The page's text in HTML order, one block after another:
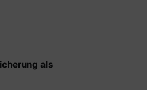
als